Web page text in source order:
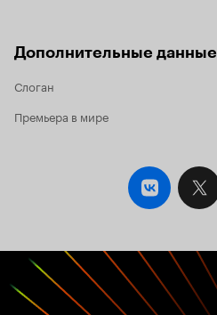
Дополнительные данные
Слоган
Премьера в мире